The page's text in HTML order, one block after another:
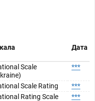
Дата
Scale
***
Scale Rating
***
Rating Scale ***